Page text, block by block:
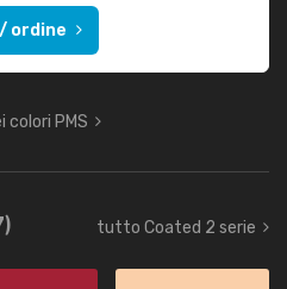
ordine
PMS
tutto Coated 2 serie